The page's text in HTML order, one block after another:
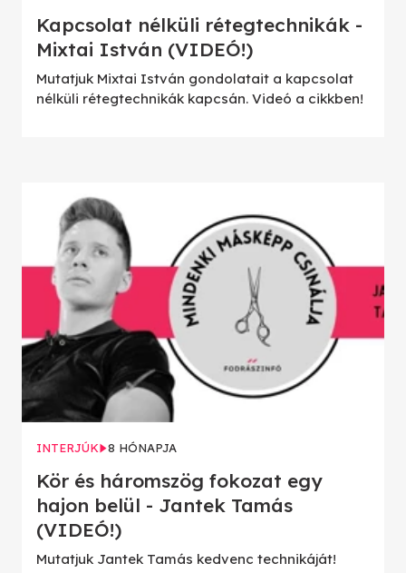
Kapcsolat nélküli rétegtechnikák -
Mixtai István (VIDEÓ!)
Mutatjuk Mixtai István gondolatait a kapcsolat
nélküli rétegtechnikák kapcsán. Videó a cikkben!
INTERJÚK 8 HÓNAPJA
Kör és háromszög fokozat egy
hajon belül - Jantek Tamás
(VIDEÓ!)
Mutatjuk Jantek Tamás kedvenc technikáját!